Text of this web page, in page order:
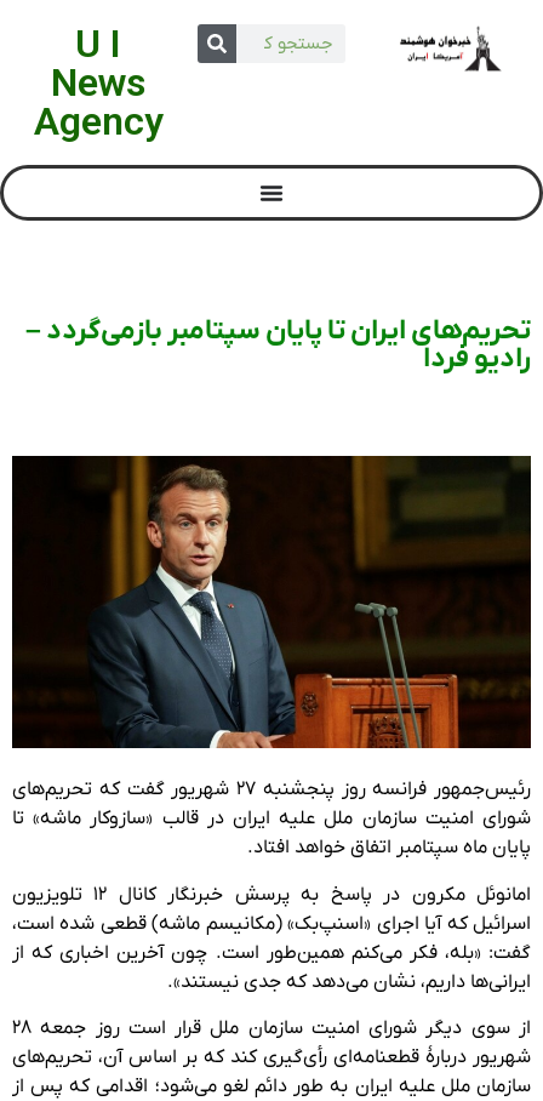
U I
News
Agency
تحریم‌های ایران تا پایان سپتامبر بازمی‌گردد –
رادیو فردا
رئیس‌جمهور فرانسه روز پنجشنبه ۲۷ شهریور گفت که تحریم‌های
شورای امنیت سازمان ملل علیه ایران در قالب «سازوکار ماشه» تا
پایان ماه سپتامبر اتفاق خواهد افتاد.
امانوئل مکرون در پاسخ به پرسش خبرنگار کانال ۱۲ تلویزیون
اسرائیل که آیا اجرای «اسنپ‌بک» (مکانیسم ماشه) قطعی شده است،
گفت: «بله، فکر می‌کنم همین‌طور است. چون آخرین اخباری که از
ایرانی‌ها داریم، نشان می‌دهد که جدی نیستند».
از سوی دیگر شورای امنیت سازمان ملل قرار است روز جمعه ۲۸
شهریور دربارهٔ قطعنامه‌ای رأی‌گیری کند که بر اساس آن، تحریم‌های
سازمان ملل علیه ایران به طور دائم لغو می‌شود؛ اقدامی که پس از